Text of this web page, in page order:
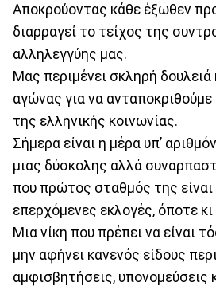
Αποκρούοντας κάθε έξωθεν
διαρραγεί το τείχος της
αλληλεγγύης μας.
Μας περιμένει σκληρή δουλειά
αγώνας για να
της ελληνικής κοινωνίας.
Σήμερα είναι η μέρα υπ’
μιας δύσκολης αλλά
που πρώτος σταθμός της είναι
επερχόμενες εκλογές, όποτε κι
Μια νίκη που πρέπει να είναι
μην αφήνει κανενός είδους
αμφισβητήσεις, υπονομεύσεις